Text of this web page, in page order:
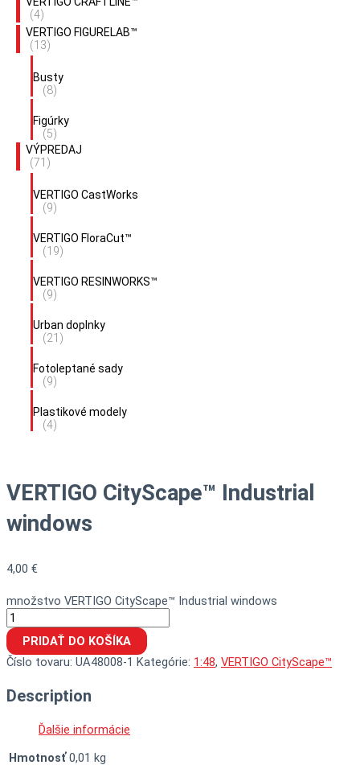
(4)
VERTIGO FIGURELAB™
(13)
Busty
(8)
Figúrky
(5)
VÝPREDAJ
(71)
VERTIGO CastWorks
(9)
VERTIGO FloraCut™
(19)
VERTIGO RESINWORKS™
(9)
Urban doplnky
(21)
Fotoleptané sady
(9)
Plastikové modely
(4)
VERTIGO CityScape™ Industrial
windows
4,00 €
množstvo VERTIGO CityScape™ Industrial windows
PRIDAŤ DO KOŠÍKA
Číslo tovaru: UA48008-1 Kategórie: 1:48, VERTIGO CityScape™
Description
Ďalšie informácie
Hmotnosť 0,01 kg